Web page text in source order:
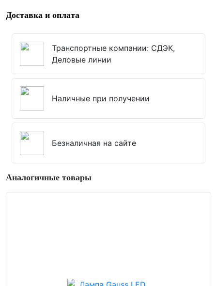
Доставка и оплата
Транспортные компании: СДЭК,
Деловые линии
Наличные при получении
Безналичная на сайте
Аналогичные товары